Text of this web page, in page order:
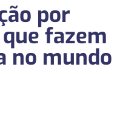
por
fazem
no mundo